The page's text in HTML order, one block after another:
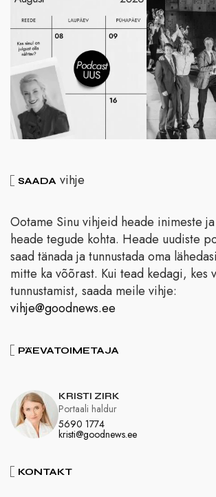
SAADA vihje
Ootame Sinu vihjeid heade inimeste
heade tegude kohta. Heade uudiste
saad tänada ja tunnustada oma
mitte ka võõrast. Kui tead kedagi, kes
tunnustamist, saada meile vihje:
vihje@goodnews.ee
PÄEVATOIMETAJA
KRISTI ZIRK
5690 1774
kristi@goodnews.ee
Portaali haldur
KONTAKT